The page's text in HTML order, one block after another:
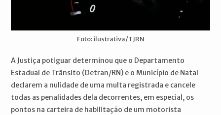
Foto: ilustrativa/TJRN
A Justiça potiguar determinou que o Departamento
Estadual de Trânsito (Detran/RN) e o Município de Natal
declarem a nulidade de uma multa registrada e cancele
todas as penalidades dela decorrentes, em especial, os
pontos na carteira de habilitação de um motorista